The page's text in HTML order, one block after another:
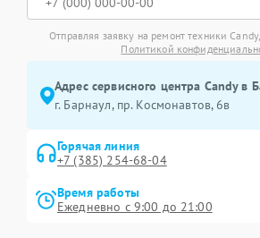
Отправляя заявку на ремонт техники
Политикой
Адрес сервисного центра Candy в
г. Барнаул, ​пр. Космонавтов, 6в
Горячая линия
+7 (385) 254-68-04
Время работы
Ежедневно с 9:00 до 21:00